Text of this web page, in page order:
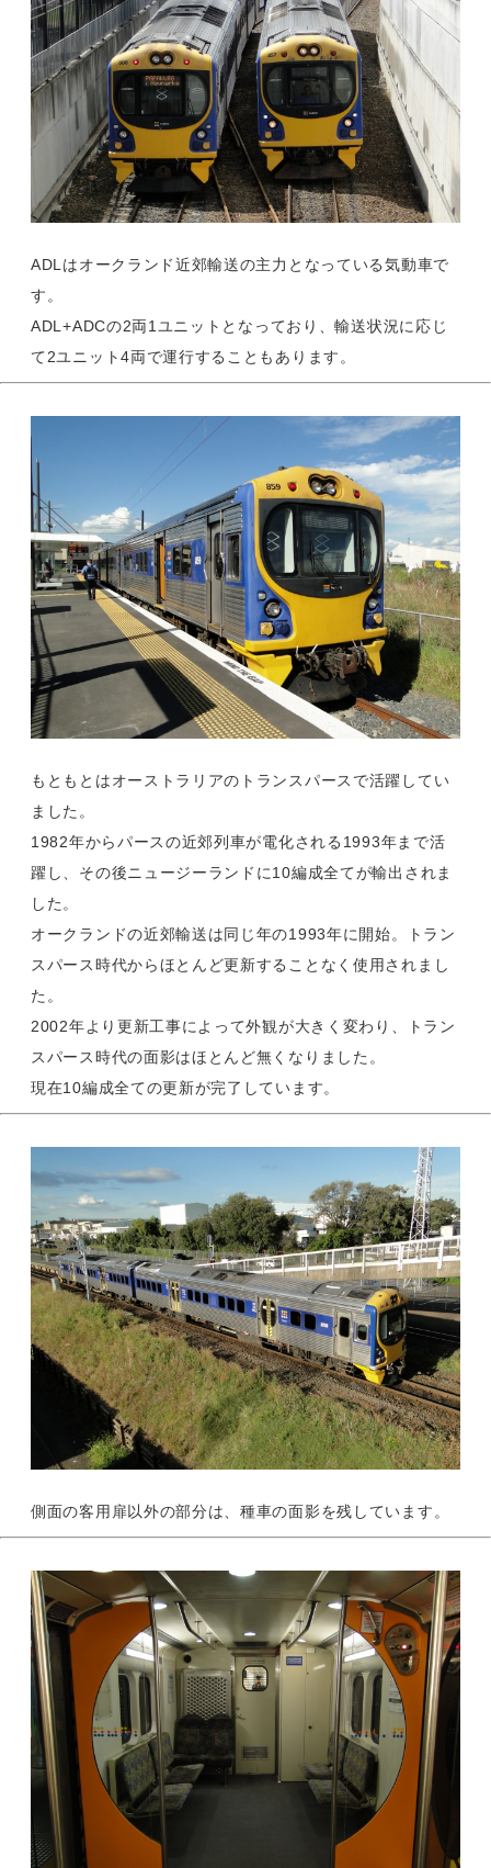
ADLはオークランド近郊輸送の主力となっている気動車で
す。
ADL+ADCの2両1ユニットとなっており、輸送状況に応じ
て2ユニット4両で運行することもあります。
もともとはオーストラリアのトランスパースで活躍してい
ました。
1982年からパースの近郊列車が電化される1993年まで活
躍し、その後ニュージーランドに10編成全てが輸出されま
した。
オークランドの近郊輸送は同じ年の1993年に開始。トラン
スパース時代からほとんど更新することなく使用されまし
た。
2002年より更新工事によって外観が大きく変わり、トラン
スパース時代の面影はほとんど無くなりました。
現在10編成全ての更新が完了しています。
側面の客用扉以外の部分は、種車の面影を残しています。